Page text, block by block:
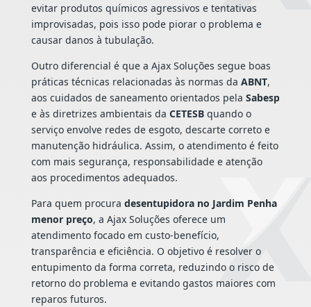
evitar produtos químicos agressivos e tentativas
improvisadas, pois isso pode piorar o problema e
causar danos à tubulação.
Outro diferencial é que a Ajax Soluções segue boas
práticas técnicas relacionadas às normas da ABNT,
aos cuidados de saneamento orientados pela Sabesp
e às diretrizes ambientais da CETESBquando o
serviço envolve redes de esgoto, descarte correto e
manutenção hidráulica. Assim, o atendimento é feito
com mais segurança, responsabilidade e atenção
aos procedimentos adequados.
Para quem procura desentupidora no Jardim Penha
menor preço, a Ajax Soluções oferece um
atendimento focado em custo-benefício,
transparência e eficiência. O objetivo é resolver o
entupimento da forma correta, reduzindo o risco de
retorno do problema e evitando gastos maiores com
reparos futuros.